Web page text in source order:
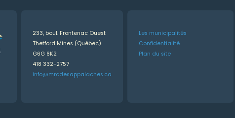
233, boul. Frontenac Ouest
Thetford Mines (Québec)
G6G 6K2
418 332-2757
info@mrcdesappalaches.ca
Les municipalités
Confidentialité
Plan du site